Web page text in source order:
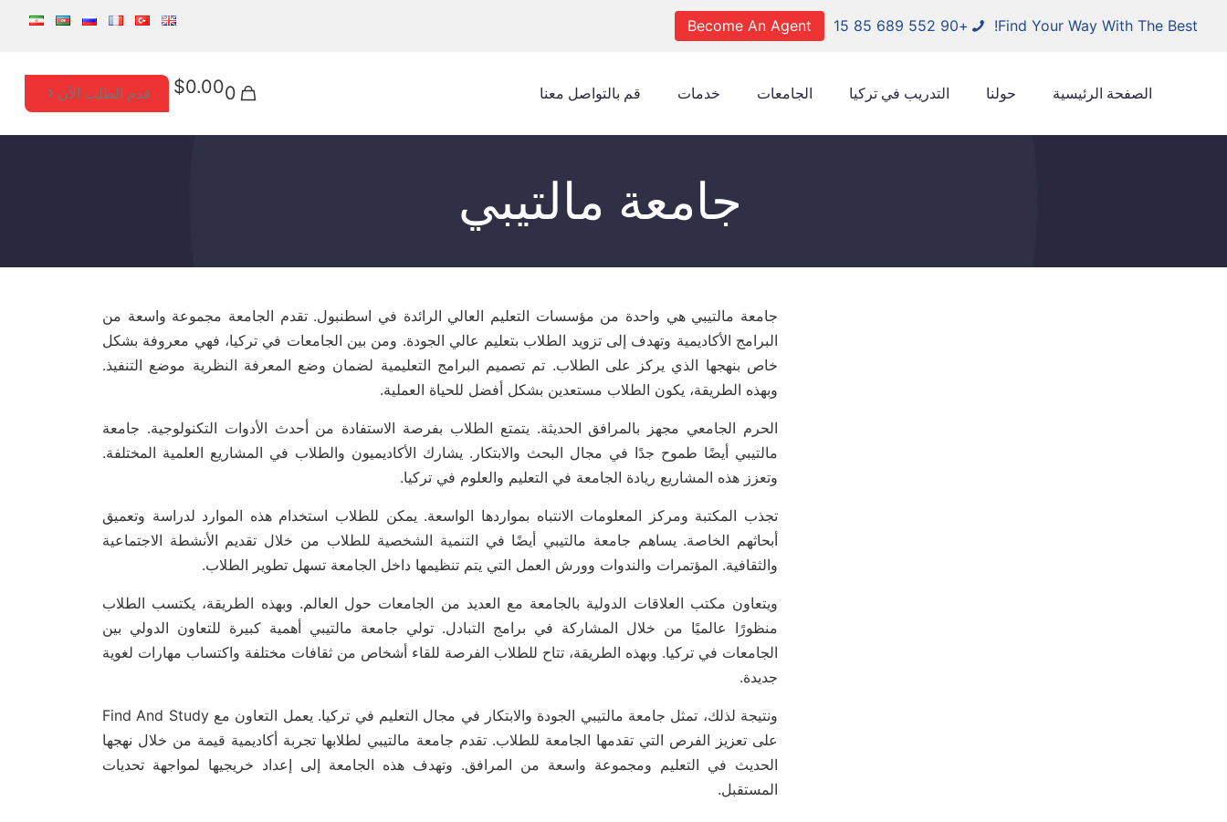
Find Your Way With The Best!
+90 552 689 85 15
Become An Agent
الصفحة الرئيسية حولنا التدريب في تركيا الجامعات خدمات قم بالتواصل معنا 0
$0.00 قدم الطلب الآن
جامعة مالتيبي
جامعة مالتيبي هي واحدة من مؤسسات التعليم العالي الرائدة في اسطنبول. تقدم الجامعة مجموعة واسعة من
البرامج الأكاديمية وتهدف إلى تزويد الطلاب بتعليم عالي الجودة. ومن بين الجامعات في تركيا، فهي معروفة بشكل
خاص بنهجها الذي يركز على الطلاب. تم تصميم البرامج التعليمية لضمان وضع المعرفة النظرية موضع التنفيذ.
وبهذه الطريقة، يكون الطلاب مستعدين بشكل أفضل للحياة العملية.
الحرم الجامعي مجهز بالمرافق الحديثة. يتمتع الطلاب بفرصة الاستفادة من أحدث الأدوات التكنولوجية. جامعة
مالتيبي أيضًا طموح جدًا في مجال البحث والابتكار. يشارك الأكاديميون والطلاب في المشاريع العلمية المختلفة.
وتعزز هذه المشاريع ريادة الجامعة في التعليم والعلوم في تركيا.
تجذب المكتبة ومركز المعلومات الانتباه بمواردها الواسعة. يمكن للطلاب استخدام هذه الموارد لدراسة وتعميق
أبحاثهم الخاصة. يساهم جامعة مالتيبي أيضًا في التنمية الشخصية للطلاب من خلال تقديم الأنشطة الاجتماعية
والثقافية. المؤتمرات والندوات وورش العمل التي يتم تنظيمها داخل الجامعة تسهل تطوير الطلاب.
ويتعاون مكتب العلاقات الدولية بالجامعة مع العديد من الجامعات حول العالم. وبهذه الطريقة، يكتسب الطلاب
منظورًا عالميًا من خلال المشاركة في برامج التبادل. تولي جامعة مالتيبي أهمية كبيرة للتعاون الدولي بين
الجامعات في تركيا. وبهذه الطريقة، تتاح للطلاب الفرصة للقاء أشخاص من ثقافات مختلفة واكتساب مهارات لغوية
جديدة.
ونتيجة لذلك، تمثل جامعة مالتيبي الجودة والابتكار في مجال التعليم في تركيا. يعمل التعاون مع Find And Study
على تعزيز الفرص التي تقدمها الجامعة للطلاب. تقدم جامعة مالتيبي لطلابها تجربة أكاديمية قيمة من خلال نهجها
الحديث في التعليم ومجموعة واسعة من المرافق. وتهدف هذه الجامعة إلى إعداد خريجيها لمواجهة تحديات
المستقبل.